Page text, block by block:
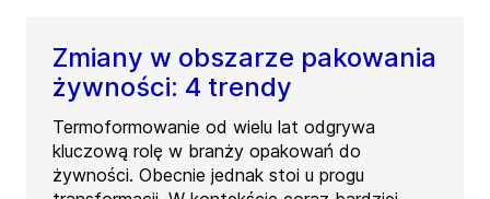
Zmiany w obszarze pakowania
żywności: 4 trendy
Termoformowanie od wielu lat odgrywa
kluczową rolę w branży opakowań do
żywności. Obecnie jednak stoi u progu